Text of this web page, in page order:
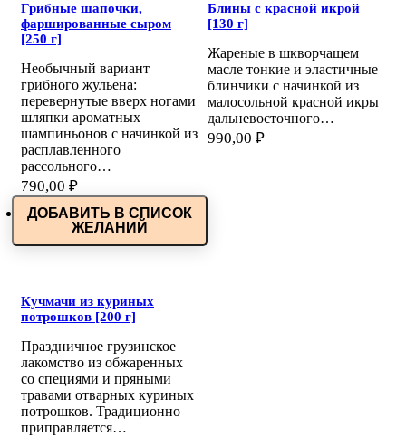
Грибные шапочки,
фаршированные сыром
[250 г]
Необычный вариант
грибного жульена:
перевернутые вверх ногами
шляпки ароматных
шампиньонов с начинкой из
расплавленного
рассольного…
790,00 ₽
Блины с красной икрой
[130 г]
Жареные в шкворчащем
масле тонкие и эластичные
блинчики с начинкой из
малосольной красной икры
дальневосточного…
990,00 ₽
ДОБАВИТЬ В СПИСОК
ЖЕЛАНИЙ
Кучмачи из куриных
потрошков [200 г]
Праздничное грузинское
лакомство из обжаренных
со специями и пряными
травами отварных куриных
потрошков. Традиционно
приправляется…